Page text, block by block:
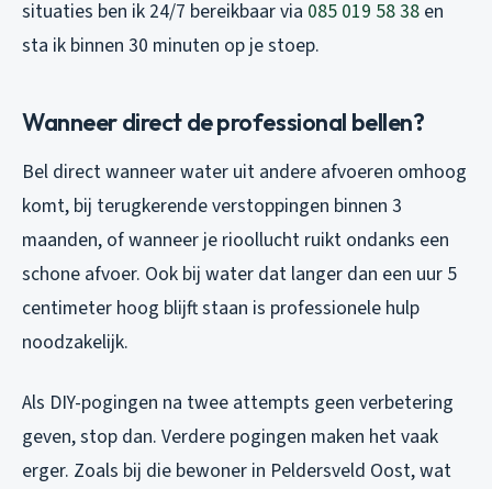
situaties ben ik 24/7 bereikbaar via 085 019 58 38 en
sta ik binnen 30 minuten op je stoep.
Wanneer direct de professional bellen?
Bel direct wanneer water uit andere afvoeren omhoog
komt, bij terugkerende verstoppingen binnen 3
maanden, of wanneer je rioollucht ruikt ondanks een
schone afvoer. Ook bij water dat langer dan een uur 5
centimeter hoog blijft staan is professionele hulp
noodzakelijk.
Als DIY-pogingen na twee attempts geen verbetering
geven, stop dan. Verdere pogingen maken het vaak
erger. Zoals bij die bewoner in Peldersveld Oost, wat